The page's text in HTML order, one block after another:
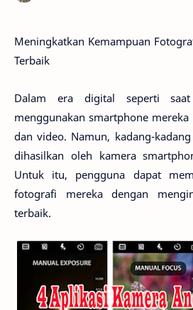
Meningkatkan Kemampuan
Terbaik
Dalam era digital seperti
menggunakan smartphone
dan video. Namun, kadang-
dihasilkan oleh kamera
Untuk itu, pengguna dapat
fotografi mereka dengan
terbaik.